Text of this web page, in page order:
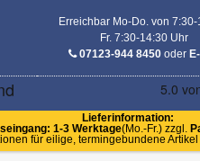
Erreichbar Mo-Do. von 7:30-
Fr. 7:30-14:30 Uhr
07123-944 8450oder
Lieferinformation:
1-3 Werktage(Mo.-Fr.) zzgl.
für eilige, termingebundene